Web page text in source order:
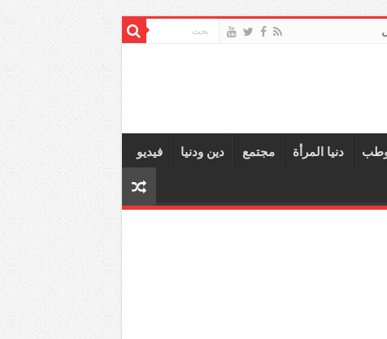
دنيا المرأة مجتمع دين ودنيا فيديو